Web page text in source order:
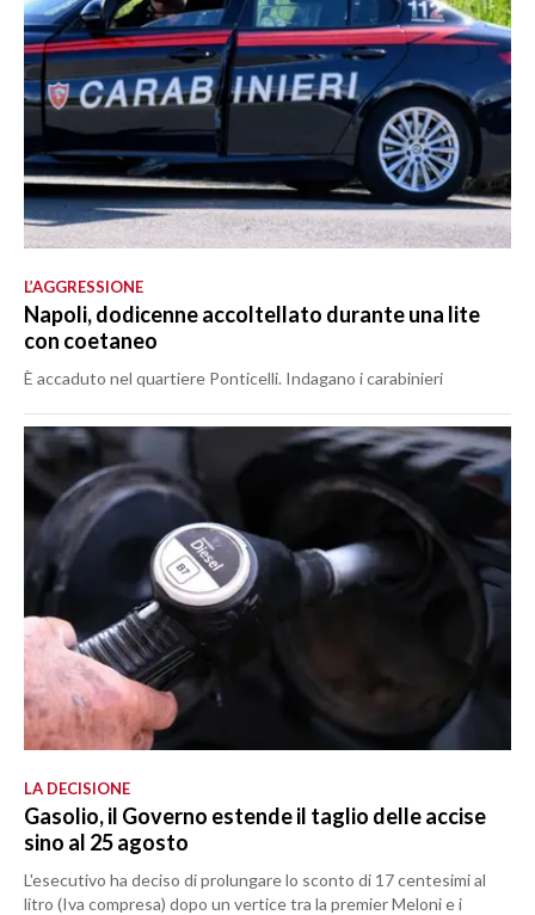
L’AGGRESSIONE
Napoli, dodicenne accoltellato durante una lite
con coetaneo
È accaduto nel quartiere Ponticelli. Indagano i carabinieri
LA DECISIONE
Gasolio, il Governo estende il taglio delle accise
sino al 25 agosto
L'esecutivo ha deciso di prolungare lo sconto di 17 centesimi al
litro (Iva compresa) dopo un vertice tra la premier Meloni e i